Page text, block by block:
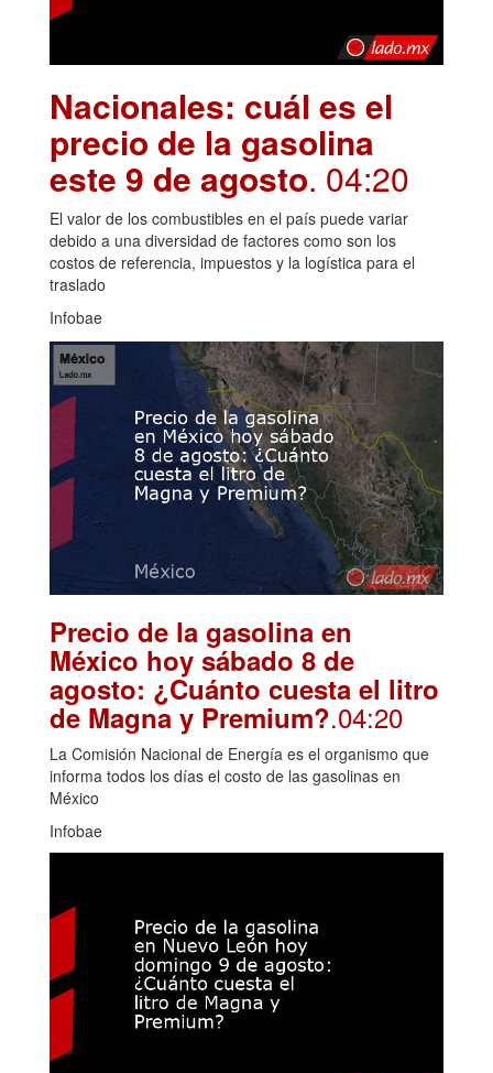
Nacionales: cuál es el
precio de la gasolina
este 9 de agosto. 04:20
El valor de los combustibles en el país puede variar
debido a una diversidad de factores como son los
costos de referencia, impuestos y la logística para el
traslado
Infobae
Precio de la gasolina en
México hoy sábado 8 de
agosto: ¿Cuánto cuesta el litro
de Magna y Premium?.04:20
La Comisión Nacional de Energía es el organismo que
informa todos los días el costo de las gasolinas en
México
Infobae